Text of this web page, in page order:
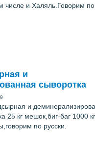
числе и Халяль.Говорим по
и
сыворотка
и
25 кг мешок,биг-баг 1000
по русски.